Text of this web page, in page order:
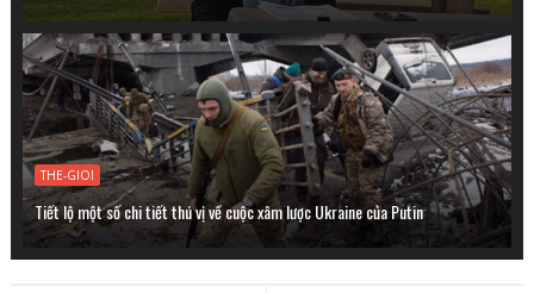
THE-GIOI
Tiết lộ một số chi tiết thú vị về cuộc xâm lược Ukraine của Putin